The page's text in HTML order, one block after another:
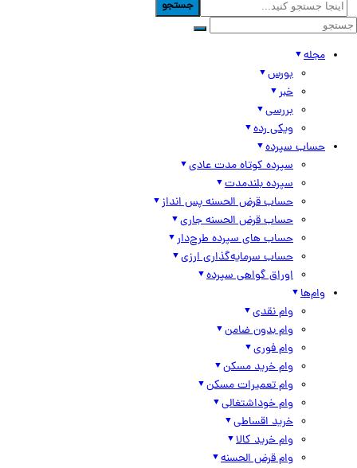
جستجو
مجله
بورس
خبر
بررسی
ویکی رده
حساب سپرده
سپرده کوتاه مدت عادی
سپرده بلندمدت
حساب قرض الحسنه پس انداز
حساب قرض الحسنه جاری
حساب های سپرده طرح‌دار
حساب سرمایه‌گذاری ارزی
اوراق گواهی سپرده
وام‌ها
وام نقدی
وام بدون ضامن
وام فوری
وام خرید مسکن
وام تعمیرات مسکن
وام خوداشتغالی
خرید اقساطی
وام خرید کالا
وام قرض الحسنه